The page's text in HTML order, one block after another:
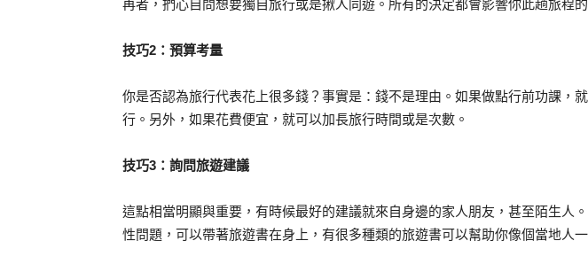
再者，捫心自問想要獨自旅行或是揪人同遊。所有的決定都會影響你此趟旅程
技巧2：預算考量
你是否認為旅行代表花上很多錢？事實是：錢不是理由。如果做點行前功課，
行。另外，如果花費便宜，就可以加長旅行時間或是次數。
技巧3：詢問旅遊建議
這點相當明顯與重要，有時候最好的建議就來自身邊的家人朋友，甚至陌生人
性問題，可以帶著旅遊書在身上，有很多種類的旅遊書可以幫助你像個當地人一